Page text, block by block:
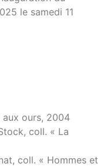
le samedi 11
aux ours, 2004
coll. « La
coll. « Hommes et